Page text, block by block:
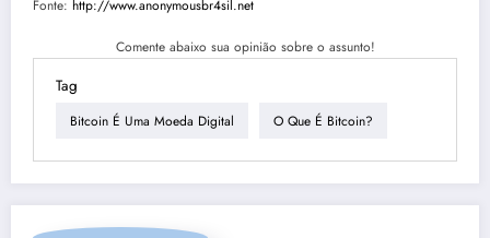
Fonte: http://www.anonymousbr4sil.net
Comente abaixo sua opinião sobre o assunto!
Tag
Bitcoin É Uma Moeda Digital O Que É Bitcoin?